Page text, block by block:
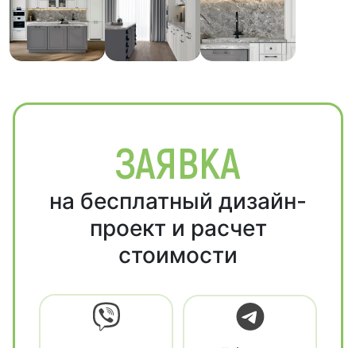
ЗАЯВКА
на бесплатный дизайн-
проект и расчет
стоимости